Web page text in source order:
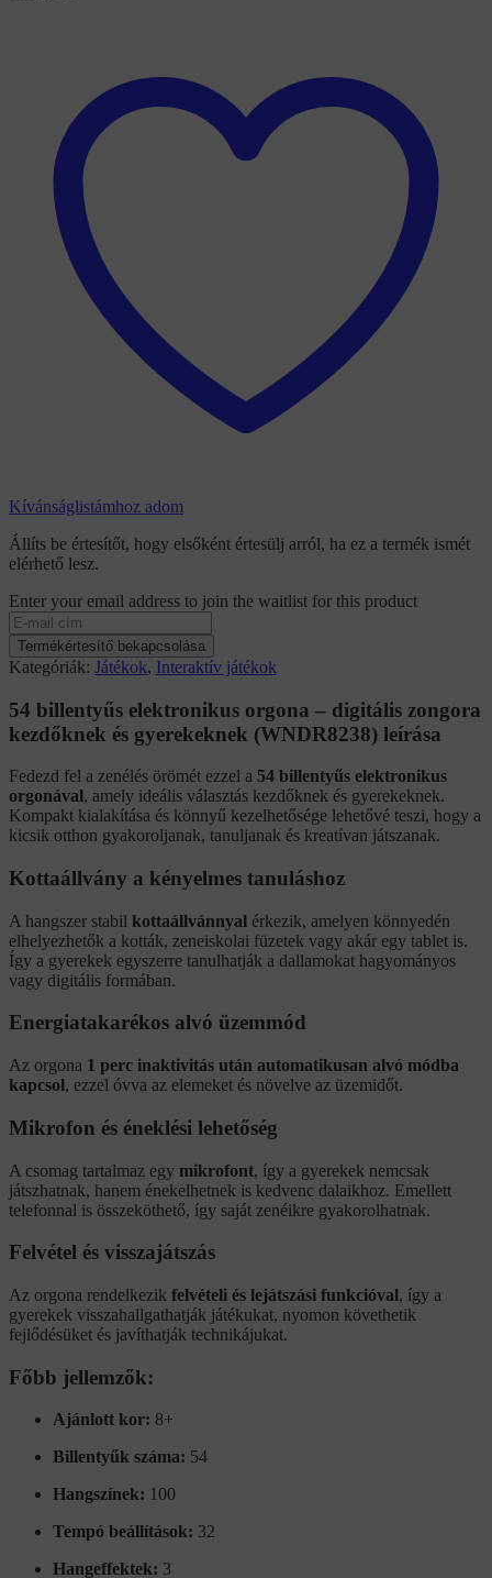
Kívánságlistámhoz adom
Állíts be értesítőt, hogy elsőként értesülj arról, ha ez a termék ismét
elérhető lesz.
Enter your email address to join the waitlist for this product
Termékértesítő bekapcsolása
Kategóriák: Játékok, Interaktív játékok
54 billentyűs elektronikus orgona – digitális zongora
kezdőknek és gyerekeknek (WNDR8238) leírása
Fedezd fel a zenélés örömét ezzel a 54 billentyűs elektronikus
orgonával, amely ideális választás kezdőknek és gyerekeknek.
Kompakt kialakítása és könnyű kezelhetősége lehetővé teszi, hogy a
kicsik otthon gyakoroljanak, tanuljanak és kreatívan játszanak.
Kottaállvány a kényelmes tanuláshoz
A hangszer stabil kottaállvánnyal érkezik, amelyen könnyedén
elhelyezhetők a kották, zeneiskolai füzetek vagy akár egy tablet is.
Így a gyerekek egyszerre tanulhatják a dallamokat hagyományos
vagy digitális formában.
Energiatakarékos alvó üzemmód
Az orgona 1 perc inaktivitás után automatikusan alvó módba
kapcsol, ezzel óvva az elemeket és növelve az üzemidőt.
Mikrofon és éneklési lehetőség
A csomag tartalmaz egy mikrofont, így a gyerekek nemcsak
játszhatnak, hanem énekelhetnek is kedvenc dalaikhoz. Emellett
telefonnal is összeköthető, így saját zenéikre gyakorolhatnak.
Felvétel és visszajátszás
Az orgona rendelkezik felvételi és lejátszási funkcióval, így a
gyerekek visszahallgathatják játékukat, nyomon követhetik
fejlődésüket és javíthatják technikájukat.
Főbb jellemzők:
Ajánlott kor: 8+
Billentyűk száma: 54
Hangszínek: 100
Tempó beállítások: 32
Hangeffektek: 3